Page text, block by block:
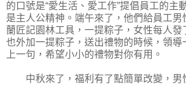
的口號是“愛生活、愛工作”提倡員工的主
是主人公精神。端午來了，他們給員工男
蘭匠記園林工具，一提粽子，女性每人發
也外加一提粽子，送出禮物的時候，領導
上一句，希望小小的禮物對你有用。
中秋來了，福利有了點簡單改變，男